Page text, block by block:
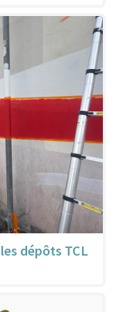
dépôts TCL